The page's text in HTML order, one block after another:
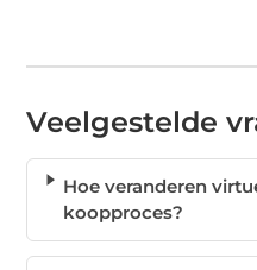
Veelgestelde
Hoe veranderen
koopproces?